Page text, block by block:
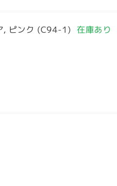
, ピンク (C94-1) 在庫あり